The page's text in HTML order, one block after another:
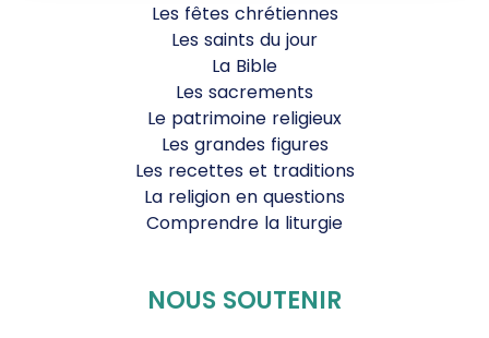
Les fêtes chrétiennes
Les saints du jour
La Bible
Les sacrements
Le patrimoine religieux
Les grandes figures
Les recettes et traditions
La religion en questions
Comprendre la liturgie
NOUS SOUTENIR